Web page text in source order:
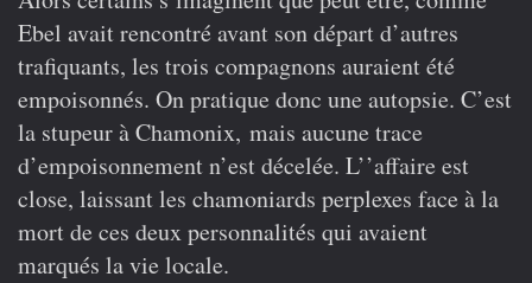
Ebel avait rencontré avant son départ d’autres
trafiquants, les trois compagnons auraient été
empoisonnés. On pratique donc une autopsie. C’est
la stupeur à Chamonix, mais aucune trace
d’empoisonnement n’est décelée. L’’affaire est
close, laissant les chamoniards perplexes face à la
mort de ces deux personnalités qui avaient
marqués la vie locale.